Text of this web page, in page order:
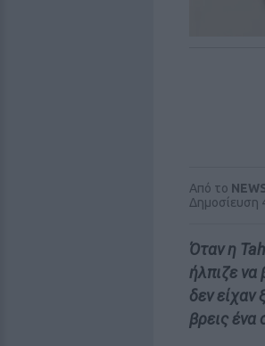
Από το
Δημοσίευση
Όταν η
ήλπιζε να
δεν είχαν
βρεις ένα